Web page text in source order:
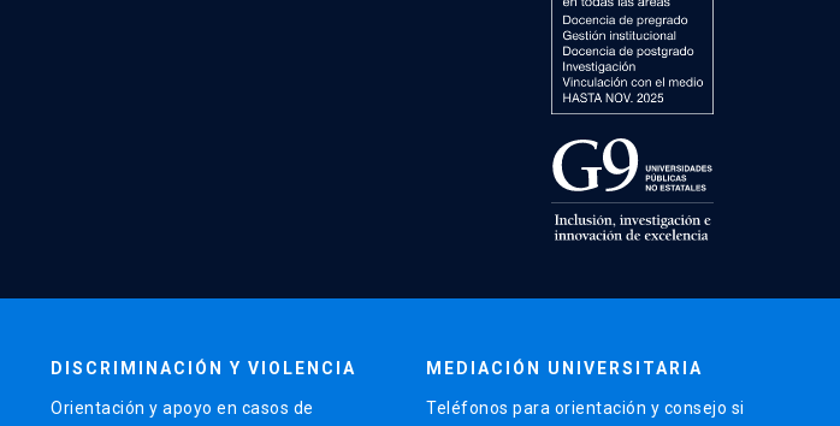
DISCRIMINACIÓN Y VIOLENCIA
Orientación y apoyo en casos de
MEDIACIÓN UNIVERSITARIA
Teléfonos para orientación y consejo si